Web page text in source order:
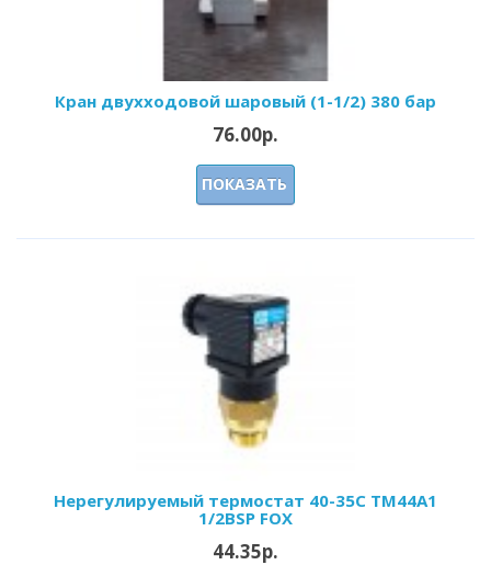
Кран двухходовой шаровый (1-1/2) 380 бар
76.00р.
ПОКАЗАТЬ
Нерегулируемый термостат 40-35С ТМ44А1
1/2BSP FOX
44.35р.